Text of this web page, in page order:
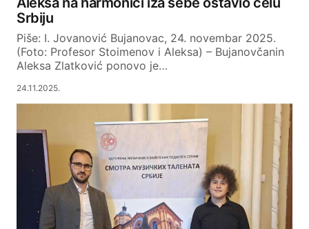
Srbiju
Piše: I. Jovanović Bujanovac, 24. novembar 2025.
(Foto: Profesor Stoimenov i Aleksa) – Bujanovčanin
Aleksa Zlatković ponovo je…
24.11.2025.